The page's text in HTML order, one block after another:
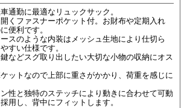
通勤に最適なリュックサック。
くファスナーポケット付。お財布や定期入れ
便利です。
スのような内装はメッシュ生地により仕切ら
すい仕様です。
などスグ取り出したい大切な小物の収納にオス
ットなので上部に重さがかかり、荷重を感じに
性と独特のステッチにより動きに合わせて可動
用し、背中にフィットします。